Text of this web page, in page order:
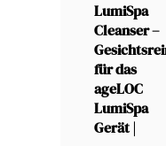
LumiSpa
Cleanser –
für das
ageLOC
LumiSpa
Gerät |